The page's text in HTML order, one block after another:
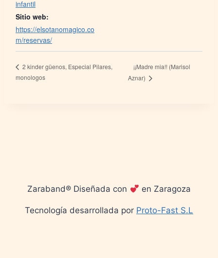
infantil
Sitio web:
https://elsotanomagico.co
m/reservas/
2 kinder güenos, Especial Pilares,
monologos
¡¡Madre mia!! (Marisol
Aznar)
Zaraband® Diseñada con en Zaragoza
Tecnología desarrollada por Proto-Fast S.L